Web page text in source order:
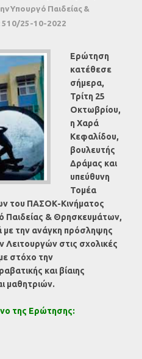
Υπουργό Παιδείας &
25-10-2022
Ερώτηση
κατέθεσε
σήμερα,
Τρίτη 25
Οκτωβρίου,
η Χαρά
Κεφαλίδου,
βουλευτής
Δράμας και
υπεύθυνη
Τομέα
του ΠΑΣΟΚ-Κινήματος
Παιδείας & Θρησκευμάτων,
με την ανάγκη πρόσληψης
Λειτουργών στις σχολικές
στόχο την
και βίαιης
μαθητριών.
της Ερώτησης: